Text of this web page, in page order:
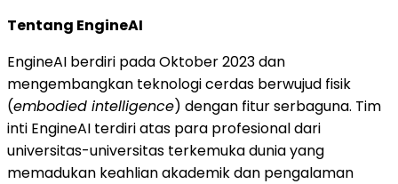
Tentang EngineAI
EngineAI berdiri pada Oktober 2023 dan
mengembangkan teknologi cerdas berwujud fisik
(embodied intelligence) dengan fitur serbaguna. Tim
inti EngineAI terdiri atas para profesional dari
universitas-universitas terkemuka dunia yang
memadukan keahlian akademik dan pengalaman